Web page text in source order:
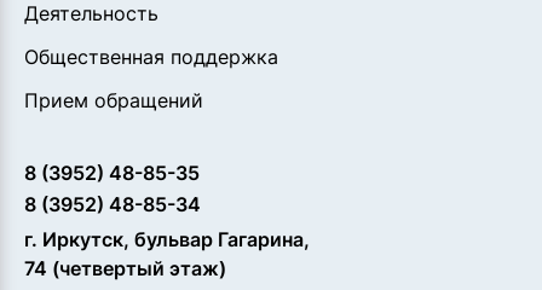
Деятельность
Общественная поддержка
Прием обращений
8 (3952) 48-85-35
8 (3952) 48-85-34
г. Иркутск, бульвар Гагарина,
74 (четвертый этаж)